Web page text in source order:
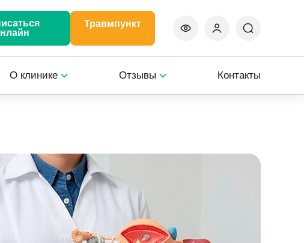
Травмпункт
О клинике Отзывы Контакты